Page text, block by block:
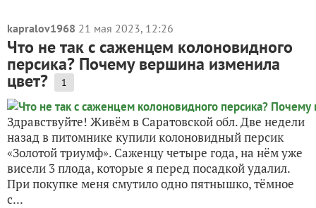
kapralov1968 21 мая 2023, 12:26
Что не так с саженцем колоновидного
персика? Почему вершина изменила
цвет? 1
Здравствуйте! Живём в Саратовской обл. Две недели
назад в питомнике купили колоновидный персик
«Золотой триумф». Саженцу четыре года, на нём уже
висели 3 плода, которые я перед посадкой удалил.
При покупке меня смутило одно пятнышко, тёмное
с...